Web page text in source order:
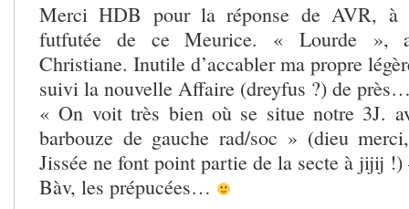
Merci HDB pour la réponse de AVR, à
futfutée de ce Meurice. « Lourde »,
Christiane. Inutile d’accabler ma propre
suivi la nouvelle Affaire (dreyfus ?) de
« On voit très bien où se situe notre 3J.
barbouze de gauche rad/soc » (dieu
Jissée ne font point partie de la secte à jijij !)
Bàv, les prépucées…